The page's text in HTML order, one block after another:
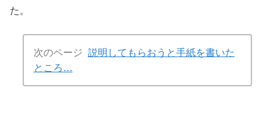
た。
次のページ 説明してもらおうと手紙を書いた
ところ…